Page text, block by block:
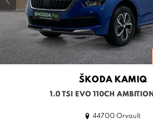
ŠKODA KAMIQ
1.0 TSI EVO 110CH
44700 Orvault